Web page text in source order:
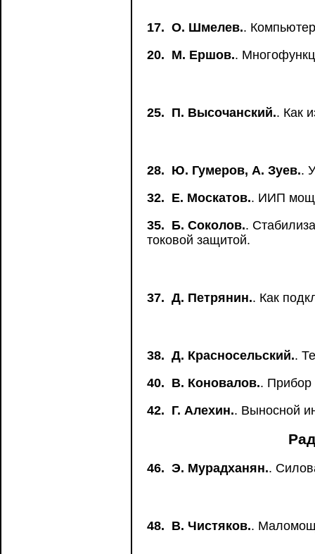
17. О. Шмелев..
20. М. Ершов..
25. П. Высочанский.. Как
28. Ю. Гумеров, А. Зуев..
32. Е. Москатов.. ИИП
35. Б. Соколов..
токовой защитой.
37. Д. Петрянин.. Как
38. Д. Красносельский..
40. В. Коновалов.. Прибор
42. Г. Алехин.. Выносной
46. Э. Мурадханян..
48. В. Чистяков..